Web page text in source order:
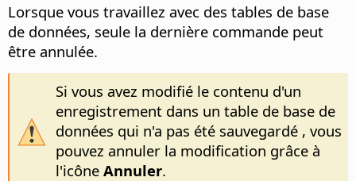
Lorsque vous travaillez avec des tables de base
de données, seule la dernière commande peut
être annulée.
Si vous avez modifié le contenu d'un
enregistrement dans un table de base de
données qui n'a pas été sauvegardé , vous
pouvez annuler la modification grâce à
l'icône Annuler.